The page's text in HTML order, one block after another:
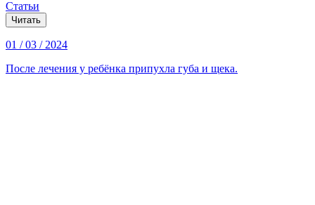
Статьи
Читать
01 / 03 / 2024
После лечения у ребёнка припухла губа и щека.